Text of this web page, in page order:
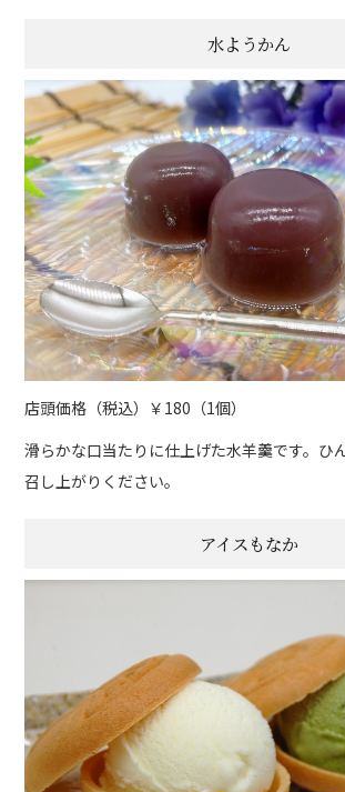
水ようかん
店頭価格（税込）￥180（1個）
滑らかな口当たりに仕上げた水羊羹です。ひ
召し上がりください。
アイスもなか